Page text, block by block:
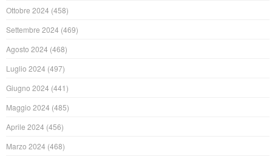
Ottobre 2024 (458)
Settembre 2024 (469)
Agosto 2024 (468)
Luglio 2024 (497)
Giugno 2024 (441)
Maggio 2024 (485)
Aprile 2024 (456)
Marzo 2024 (468)